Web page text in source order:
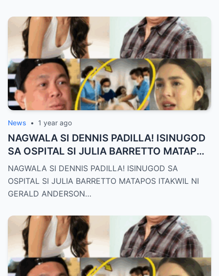
News • 1 year ago
NAGWALA SI DENNIS PADILLA! ISINUGOD
SA OSPITAL SI JULIA BARRETTO MATAPOS
ITAKWIL NI GERALD ANDERSON
NAGWALA SI DENNIS PADILLA! ISINUGOD SA
OSPITAL SI JULIA BARRETTO MATAPOS ITAKWIL NI
GERALD ANDERSON…